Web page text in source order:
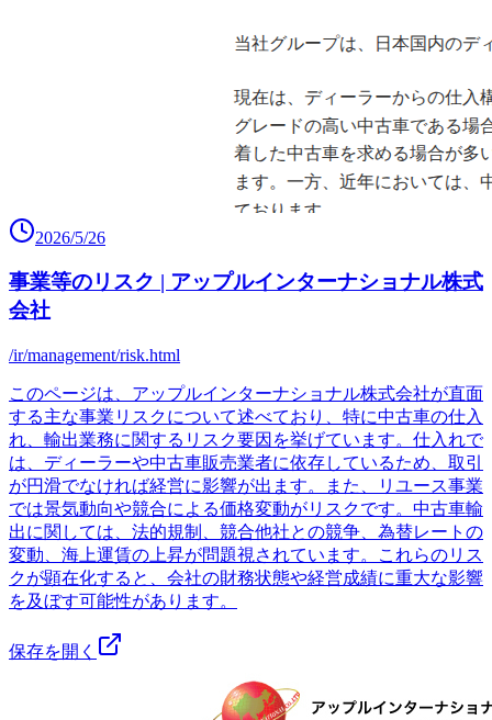
2026/5/26
事業等のリスク | アップルインターナショナル株式
会社
/ir/management/risk.html
このページは、アップルインターナショナル株式会社が直面
する主な事業リスクについて述べており、特に中古車の仕入
れ、輸出業務に関するリスク要因を挙げています。仕入れで
は、ディーラーや中古車販売業者に依存しているため、取引
が円滑でなければ経営に影響が出ます。また、リユース事業
では景気動向や競合による価格変動がリスクです。中古車輸
出に関しては、法的規制、競合他社との競争、為替レートの
変動、海上運賃の上昇が問題視されています。これらのリス
クが顕在化すると、会社の財務状態や経営成績に重大な影響
を及ぼす可能性があります。
保存を開く